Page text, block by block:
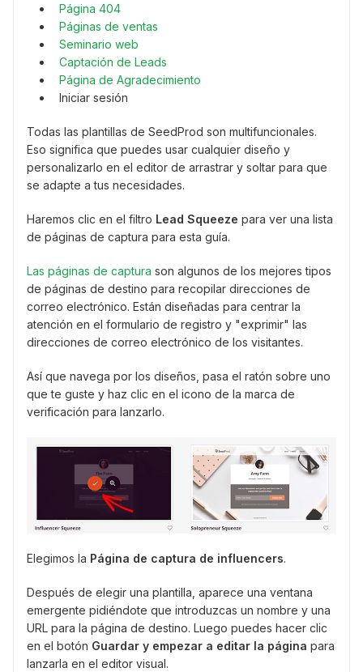
Página 404
Páginas de ventas
Seminario web
Captación de Leads
Página de Agradecimiento
Iniciar sesión
Todas las plantillas de SeedProd son multifuncionales.
Eso significa que puedes usar cualquier diseño y
personalizarlo en el editor de arrastrar y soltar para que
se adapte a tus necesidades.
Haremos clic en el filtro Lead Squeeze para ver una lista
de páginas de captura para esta guía.
Las páginas de captura son algunos de los mejores tipos
de páginas de destino para recopilar direcciones de
correo electrónico. Están diseñadas para centrar la
atención en el formulario de registro y "exprimir" las
direcciones de correo electrónico de los visitantes.
Así que navega por los diseños, pasa el ratón sobre uno
que te guste y haz clic en el icono de la marca de
verificación para lanzarlo.
Elegimos la Página de captura de influencers.
Después de elegir una plantilla, aparece una ventana
emergente pidiéndote que introduzcas un nombre y una
URL para la página de destino. Luego puedes hacer clic
en el botón Guardar y empezar a editar la página para
lanzarla en el editor visual.